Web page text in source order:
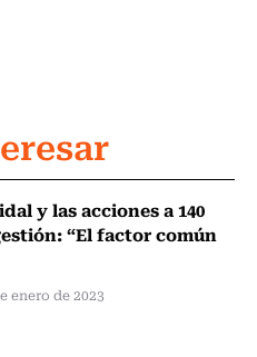
y las acciones a 140
“El factor común
enero de 2023